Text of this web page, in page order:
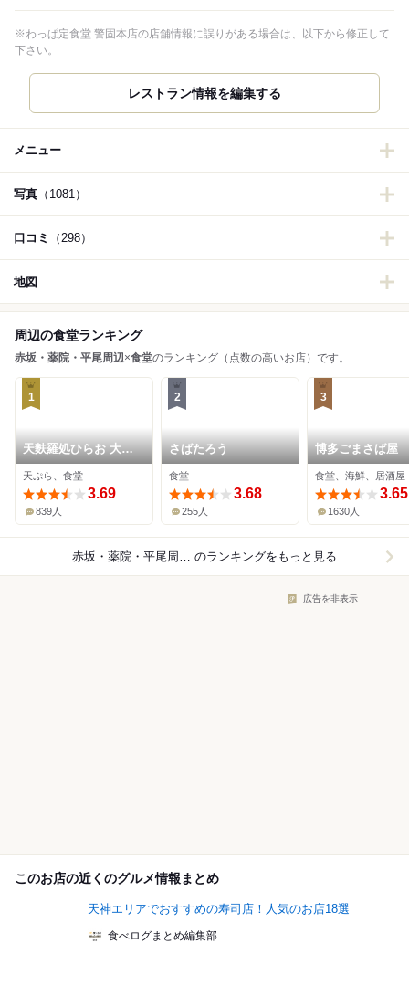
※わっぱ定食堂 警固本店の店舗情報に誤りがある場合は、以下から修正して
下さい。
レストラン情報を編集する
メニュー
写真 （1081）
口コミ （298）
地図
周辺の食堂ランキング
赤坂・薬院・平尾周辺×食堂のランキング（点数の高いお店）です。
1
天麩羅処ひらお 大名
店
天ぷら、食堂
3.69
839人
2
さばたろう
食堂
3.68
255人
3
博多ごまさば屋
食堂、海鮮、居酒屋
3.65
1630人
赤坂・薬院・平尾周辺×食堂 のランキングをもっと見る
広告を非表示
このお店の近くのグルメ情報まとめ
天神エリアでおすすめの寿司店！人気のお店18選
食べログまとめ編集部